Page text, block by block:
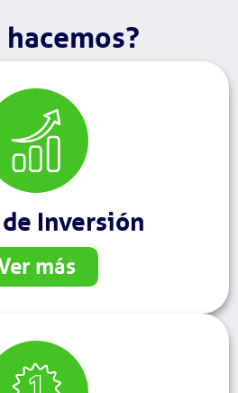
hacemos?
de Inversión
más